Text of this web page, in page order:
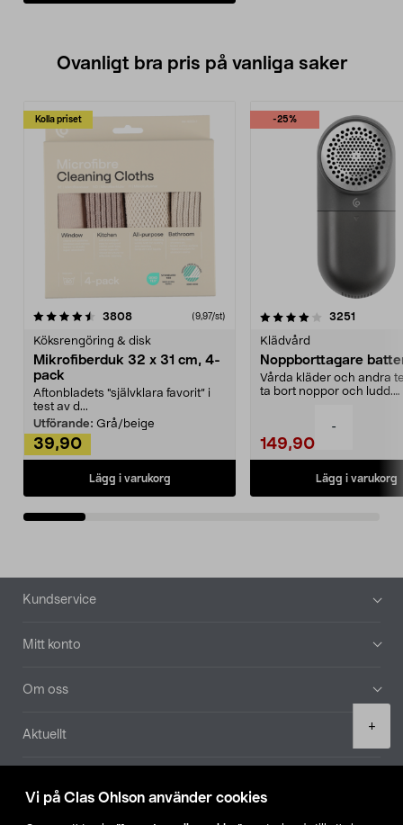
Vi på Clas Ohlson använder cookies
-
+
Ovanligt bra pris på vanliga saker
Kolla priset
3808recensioner (9,97/st)
Köksrengöring & disk
Mikrofiberduk 32 x 31 cm, 4-
pack
Aftonbladets "självklara favorit” i
test av d...
Utförande: Grå/beige
39,90
Lägg i varukorg
-25%
4.0av 5 stjärnor 3251
Klädvård
Noppborttagare
Vårda kläder och andra
ta bort noppor och ludd.
149,90
Lägg i varukorg
4.5av 5 stjärnor
Sidfot
Kundservice
Mitt konto
Om oss
Aktuellt